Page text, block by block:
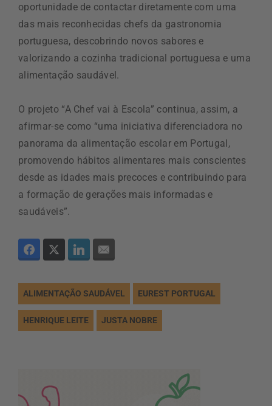
oportunidade de contactar diretamente com uma
das mais reconhecidas chefs da gastronomia
portuguesa, descobrindo novos sabores e
valorizando a cozinha tradicional portuguesa e uma
alimentação saudável.
O projeto “A Chef vai à Escola” continua, assim, a
afirmar-se como “uma iniciativa diferenciadora no
panorama da alimentação escolar em Portugal,
promovendo hábitos alimentares mais conscientes
desde as idades mais precoces e contribuindo para
a formação de gerações mais informadas e
saudáveis”.
ALIMENTAÇÃO SAUDÁVEL EUREST PORTUGAL
HENRIQUE LEITE JUSTA NOBRE